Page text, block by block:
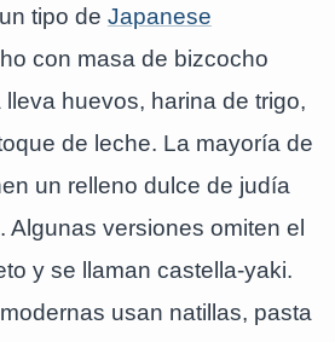
tipo de Japanese
con masa de bizcocho
huevos, harina de trigo,
de leche. La mayoría de
un relleno dulce de judía
Algunas versiones omiten el
y se llaman castella-yaki.
usan natillas, pasta